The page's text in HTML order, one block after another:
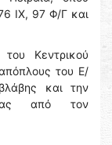
ΙΧ, 97 Φ/Γ και
Κεντρικού
του Ε/
και την
από τον